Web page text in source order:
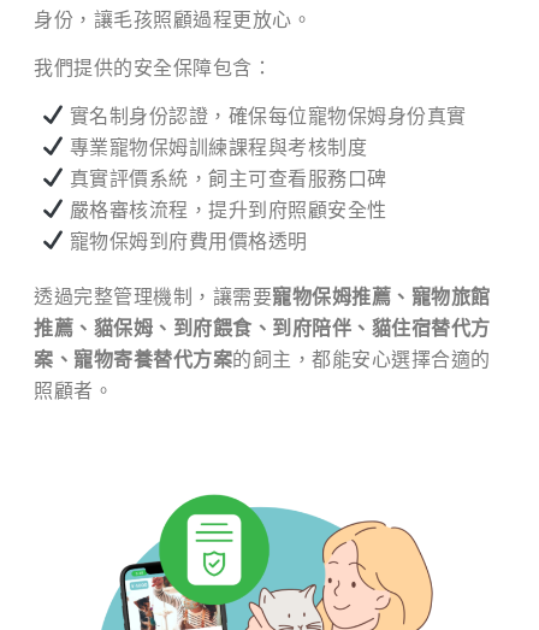
身份，讓毛孩照顧過程更放心。
我們提供的安全保障包含：
實名制身份認證，確保每位寵物保姆身份真實
專業寵物保姆訓練課程與考核制度
真實評價系統，飼主可查看服務口碑
嚴格審核流程，提升到府照顧安全性
寵物保姆到府費用價格透明
透過完整管理機制，讓需要寵物保姆推薦、寵物旅館
推薦、貓保姆、到府餵食、到府陪伴、貓住宿替代方
案、寵物寄養替代方案的飼主，都能安心選擇合適的
照顧者。